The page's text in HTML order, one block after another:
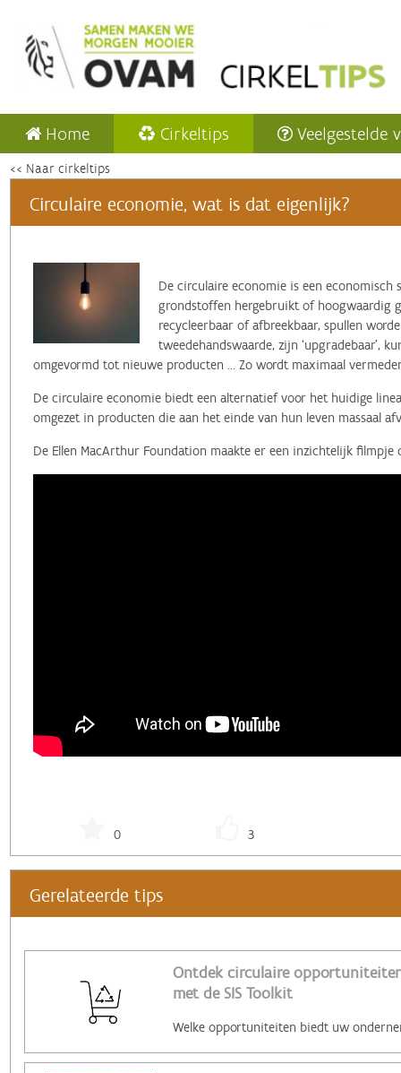
Home Cirkeltips Veelgestelde
<< Naar cirkeltips
Circulaire economie, wat is dat eigenlijk?
‌De circulaire economie is een
grondstoffen hergebruikt of hoogwaardig
recycleerbaar of afbreekbaar, spullen
tweedehandswaarde, zijn ‘upgradebaar’,
omgevormd tot nieuwe producten ... Zo wordt maximaal
De circulaire economie biedt een alternatief voor het huidige
omgezet in producten die aan het einde van hun leven massaal
De Ellen MacArthur Foundation maakte er een inzichtelijk filmpje
0 3
Gerelateerde tips
Ontdek circulaire
met de SIS Toolkit